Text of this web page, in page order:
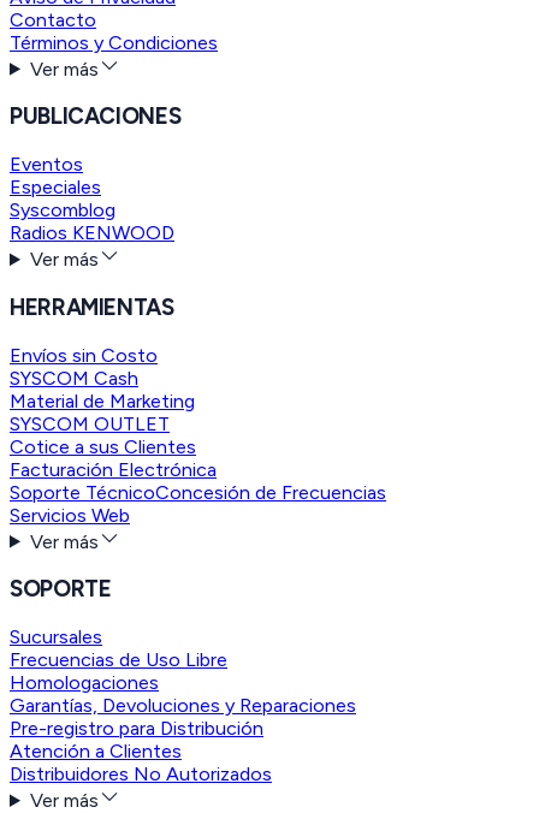
Contacto
Términos y Condiciones
Ver más
PUBLICACIONES
Eventos
Especiales
Syscomblog
Radios KENWOOD
Ver más
HERRAMIENTAS
Envíos sin Costo
SYSCOM Cash
Material de Marketing
SYSCOM OUTLET
Cotice a sus Clientes
Facturación Electrónica
Soporte TécnicoConcesión de Frecuencias
Servicios Web
Ver más
SOPORTE
Sucursales
Frecuencias de Uso Libre
Homologaciones
Garantías, Devoluciones y Reparaciones
Pre-registro para Distribución
Atención a Clientes
Distribuidores No Autorizados
Ver más